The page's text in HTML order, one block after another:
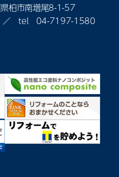
柏市南増尾8-1-57
／ tel 04-7197-1580